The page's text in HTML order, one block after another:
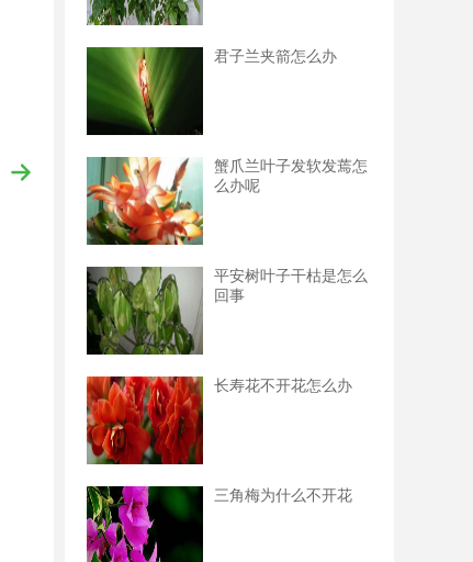
君子兰夹箭怎么办
蟹爪兰叶子发软发蔫怎
么办呢
平安树叶子干枯是怎么
回事
长寿花不开花怎么办
三角梅为什么不开花